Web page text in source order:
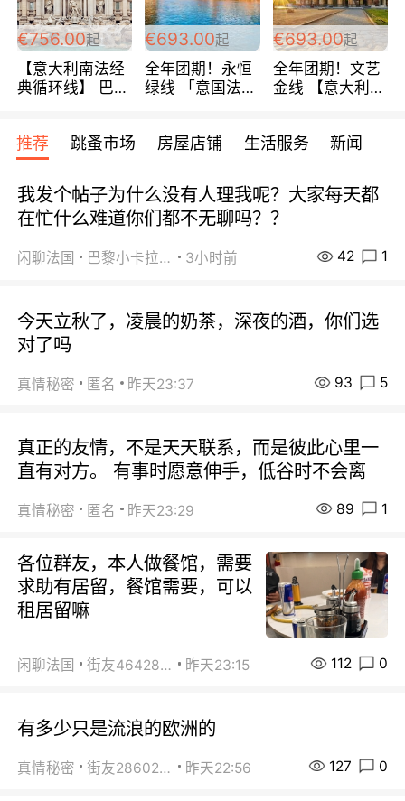
€756.00起
【意大利南法经
典循环线】 巴黎
宾馆 108欧/天起
全程756欧/位
€693.00起
全年团期！永恒
绿线 「意国法
欧/天起 ~包拼房
€693.00起
全年团期！文艺
金线 【意大利一
每周铁发！
推荐 跳蚤市场 房屋店铺 生活服务 新闻
我发个帖子为什么没有人理我呢？大家每天都
在忙什么难道你们都不无聊吗？？
闲聊法国 巴黎小卡拉咪 3小时前 42 1
今天立秋了，凌晨的奶茶，深夜的酒，你们选
对了吗
真情秘密 匿名 昨天23:37 93 5
真正的友情，不是天天联系，而是彼此心里一
直有对方。 有事时愿意伸手，低谷时不会离
真情秘密 匿名 昨天23:29 89 1
各位群友，本人做餐馆，需要
求助有居留，餐馆需要，可以
租居留嘛
闲聊法国 街友46428878 昨天23:15 112 0
有多少只是流浪的欧洲的
真情秘密 街友28602925 昨天22:56 127 0